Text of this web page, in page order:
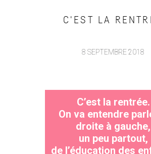
C'EST LA
8 SEPTEMBRE 2018
C’est la rentrée.
On va entendre
droite à gauche,
un peu partout,
de l’éducation des